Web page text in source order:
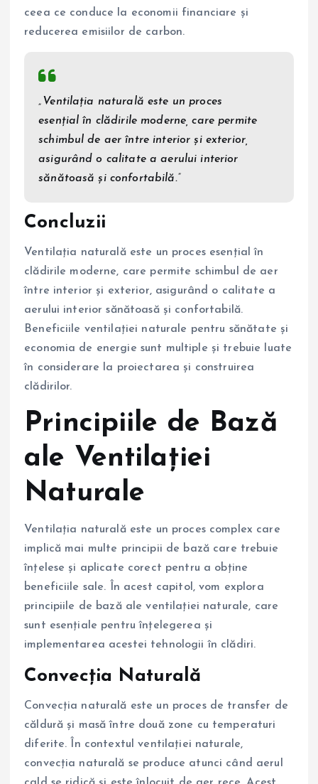
ceea ce conduce la economii financiare și
reducerea emisiilor de carbon.
„Ventilația naturală este un proces
esențial în clădirile moderne, care permite
schimbul de aer între interior și exterior,
asigurând o calitate a aerului interior
sănătoasă și confortabilă.”
Concluzii
Ventilația naturală este un proces esențial în
clădirile moderne, care permite schimbul de aer
între interior și exterior, asigurând o calitate a
aerului interior sănătoasă și confortabilă.
Beneficiile ventilației naturale pentru sănătate și
economia de energie sunt multiple și trebuie luate
în considerare la proiectarea și construirea
clădirilor.
Principiile de Bază
ale Ventilației
Naturale
Ventilația naturală este un proces complex care
implică mai multe principii de bază care trebuie
înțelese și aplicate corect pentru a obține
beneficiile sale. În acest capitol, vom explora
principiile de bază ale ventilației naturale, care
sunt esențiale pentru înțelegerea și
implementarea acestei tehnologii în clădiri.
Convecția Naturală
Convecția naturală este un proces de transfer de
căldură și masă între două zone cu temperaturi
diferite. În contextul ventilației naturale,
convecția naturală se produce atunci când aerul